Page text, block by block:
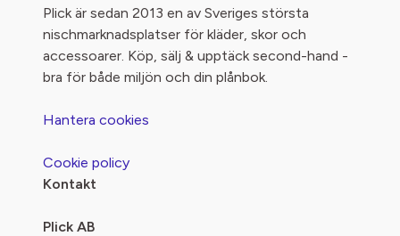
Plick är sedan 2013 en av Sveriges största
nischmarknadsplatser för kläder, skor och
accessoarer. Köp, sälj & upptäck second-hand -
bra för både miljön och din plånbok.
Hantera cookies
Cookie policy
Kontakt
Plick AB